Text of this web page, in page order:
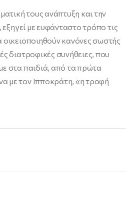
τους ανάπτυξη και την
με ευφάνταστο τρόπο τις
κανόνες σωστής
διατροφικές συνήθειες, που
στα παιδιά, από τα πρώτα
με τον Ιπποκράτη, «η τροφή